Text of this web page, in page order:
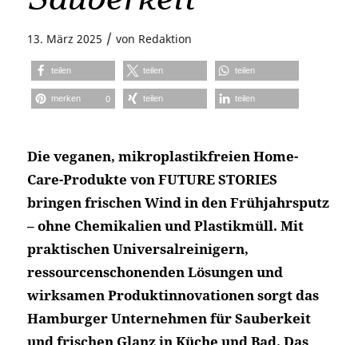
13. März 2025 / von Redaktion
teilen teilen teilen
merken 0 teilen teilen
Die veganen, mikroplastikfreien Home-
Care-Produkte von FUTURE STORIES
bringen frischen Wind in den Frühjahrsputz
– ohne Chemikalien und Plastikmüll. Mit
praktischen Universalreinigern,
ressourcenschonenden Lösungen und
wirksamen Produktinnovationen sorgt das
Hamburger Unternehmen für Sauberkeit